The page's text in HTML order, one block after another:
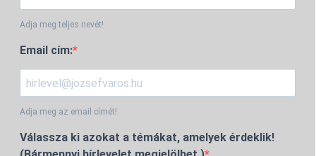
Adja meg teljes nevét!
Email cím:
Adja meg az email címét!
Válassza ki azokat a témákat, amelyek érdeklik!